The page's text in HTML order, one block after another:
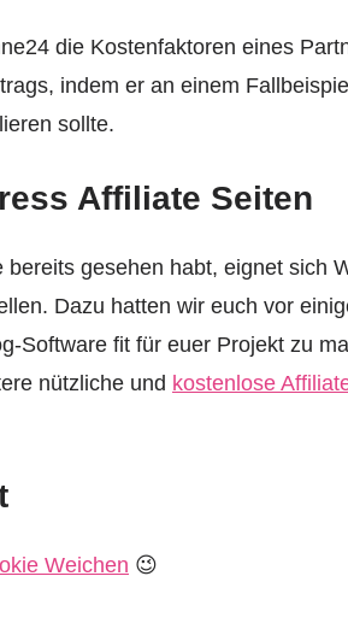
die Kostenfaktoren eines
indem er an einem
sollte.
Affiliate Seiten
gesehen habt, eignet sich
Dazu hatten wir euch vor
Software fit für euer Projekt zu
nützliche und kostenlose
Weichen 😉